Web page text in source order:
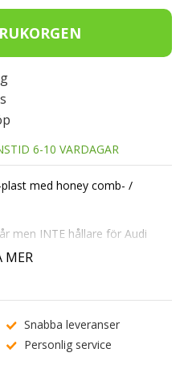
6-10 VARDAGAR
med honey comb- /
men INTE hållare för Audi
(PDC)
MER
Snabba leveranser
Personlig service